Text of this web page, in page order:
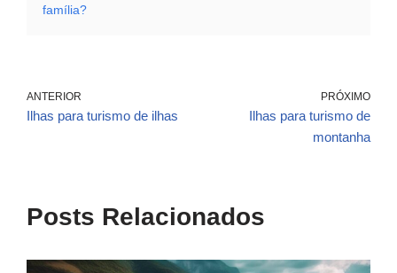
família?
ANTERIOR
Ilhas para turismo de ilhas
PRÓXIMO
Ilhas para turismo de
montanha
Posts Relacionados